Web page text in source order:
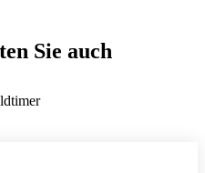
Sie auch